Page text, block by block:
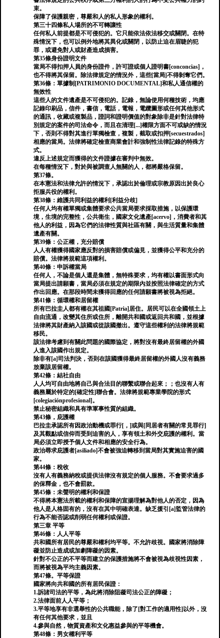
束。
保障了保護親密，尊嚴和人的私人形象的權利。
第三十四條私人場所的不可轉讓性
任何私人前提都是不可侵犯的。它只能依法依法移交或關閉。在特
殊情況下，也可以例外地將其異化或關閉，以防止迫在眉睫的犯
罪，或避免對人或財產造成損害。
第35條身份證明文件
當局不得扣押人員的身份證件，許可證或個人證明書[conconcias]，
也不得將其保留。除法律規定的情況外，這些[當局]不得剝奪它們。
第36條：單據制[PATRIMONIO DOCUMENTAL]和私人通信權的
無效性
這些人的文件遺產是不可侵犯的。記錄，無論使用何種技術，均應
記錄印刷品，信件，書信，電話，電報，電纜圖形或任何其他形式
的通訊，收藏或複製品，證詞和證明價值的對象除非是針對法律特
別規定的案件的司法命令，而且在清理[...]權限方面不可或缺的情況
下，否則不得對其進行單獨檢查，複製，截取或扣押[secuestrados]
相應的當局。法律將確定檢查商業會計和強制性法律記錄的特殊方
式。
違反上述規定而獲得的文件證據在審判中無效。
在每種情況下，對於與被調查人無關的人，都將嚴格保留。
第37條。
在本憲法和法律允許的情況下，承認出於倫理或宗教原因出於良心
拒服兵役的權利。
第38條：維護共同利益的權利[利益分歧]
任何人均有權單獨或集體要求公共當局要求採取措施，以保護環
境，生境的完整性，公共衛生，國家文化遺產[acervo]，消費者和其
他人的利益，因為它們的法律性質與社區有關，與生活質量和集體
遺產有關。
第39條：公正權，充分賠償
人人有權獲得國家應反對的損害賠償或偏見，並獲得公平和充分的
賠償。法律將規範這項權利。
第40條：申訴權當局
任何人，不論是個人還是集體，無特殊要求，均有權以書面形式向
當局提出請願書，當局必須在規定的期限內並按照法律確定的方式
作出回應。在那段時間未獲得回應的任何請願書將被視為拒絕。
第41條：循環權和居留權
所有巴拉圭人都有權在其祖國[Patria]居住。居民可以在全國領土上
自由流通，改變其住所或住所，離開共和國或返回共和國，並根據
法律將其財產納入該國或從該國撤出。遵守這些權利的法律將規範
移民。
該法律考慮到有關此問題的國際協定，將對沒有最終居留權的外國
人進入該國作出規定。
除非有[a]司法判決，否則在該國獲得最終居留權的外國人沒有義務
放棄該居留權。
第42條：結社自由
人人均可自由地將自己與合法目的聯繫或聯合起來；；也沒有人有
義務屬於特定的[確定性]聯合會。法律將規範專業學院的形式
[colegiaciónprofesional]。
禁止秘密組織和具有準軍事性質的組織。
第43條，庇護權
巴拉圭承認所有因政治動機或罪行[，]或與[同居者有關的常見罪行]
及其觀點或信仰而受到迫害的人，享有領土和外交庇護的權利。當
局必須立即授予個人文件和相應的安全行為。
政治尋求庇護者[asiliado]不會被強迫轉移到當局對其實施迫害的國
家。
第44條：稅收
沒有人有義務納稅或提供法律沒有規定的個人服務。不會要求過多
的保釋金，也不會罰款。
第45條：未聲明的權利和保證
不得將本憲法所載的權利和保障的宣揚理解為對他人的否定，因為
他人是人格固有的，沒有在其中明確表達。缺乏援引[a]監管法律的
行為不能否認或削弱任何權利或保證。
第三章 平等
第46條：人人平等
共和國所有居民的尊嚴和權利均平等。不允許歧視。國家將消除障
礙並防止造成或加劇障礙的因素。
針對不公正的不平等而建立的保護措施將不會被視為歧視性因素，
而將被視為平均主義因素。
第47條。平等保證
國家將向共和國的所有居民保證：
1.訴諸司法的平等，為此將消除阻礙司法公正的障礙；
2.法律面前人人平等；
3.平等地享有非選舉性的公共職能，除了[對工作的適用性]以外，沒
有任何其他要求，並且
4.參與自然，物質資產和文化惠益參與的平等機會。
第48條：男女權利平等